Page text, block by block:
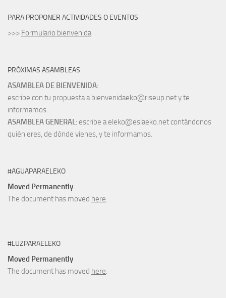
PARA PROPONER ACTIVIDADES O EVENTOS
>>> Formulario bienvenida
PRÓXIMAS ASAMBLEAS
ASAMBLEA DE BIENVENIDA:
escribe con tu propuesta a bienvenidaeko@riseup.net y te
informamos.
ASAMBLEA GENERAL: escribe a eleko@eslaeko.net contándonos
quién eres, de dónde vienes, y te informamos.
#AGUAPARAELEKO
Moved Permanently
The document has moved here.
#LUZPARAELEKO
Moved Permanently
The document has moved here.